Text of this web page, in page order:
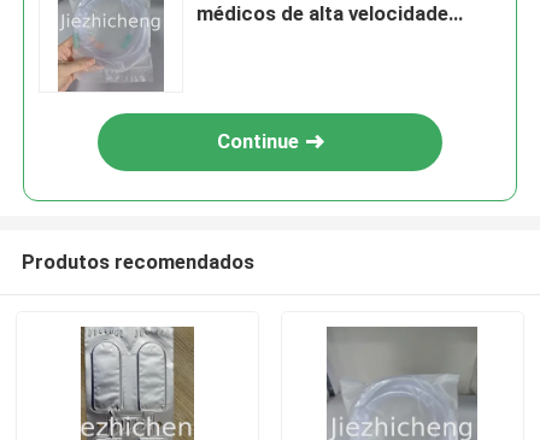
médicos de alta velocidade
Continue
Produtos recomendados